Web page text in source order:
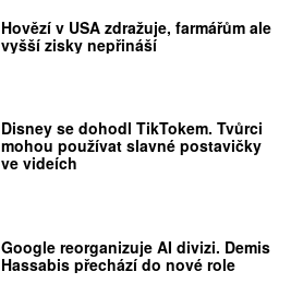
Hovězí v USA zdražuje, farmářům ale
vyšší zisky nepřináší
Disney se dohodl TikTokem. Tvůrci
mohou používat slavné postavičky
ve videích
Google reorganizuje AI divizi. Demis
Hassabis přechází do nové role